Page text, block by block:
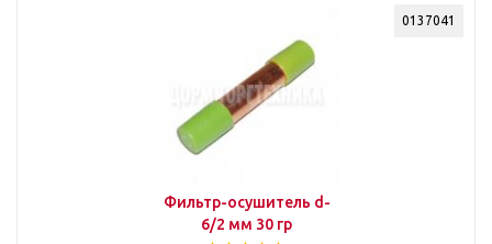
0137041
Фильтр-осушитель d-
6/2 мм 30 гр